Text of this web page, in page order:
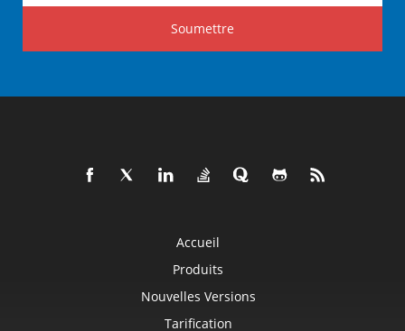
Soumettre
Accueil
Produits
Nouvelles Versions
Tarification